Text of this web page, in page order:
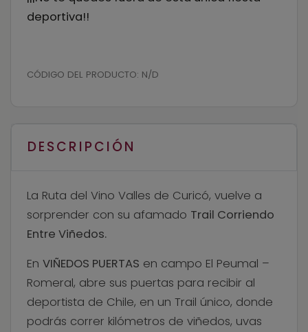
deportiva!!
CÓDIGO DEL PRODUCTO: N/D
DESCRIPCIÓN
La Ruta del Vino Valles de Curicó, vuelve a
sorprender con su afamado Trail Corriendo
Entre Viñedos.
En VIÑEDOS PUERTAS en campo El Peumal –
Romeral, abre sus puertas para recibir al
deportista de Chile, en un Trail único, donde
podrás correr kilómetros de viñedos, uvas